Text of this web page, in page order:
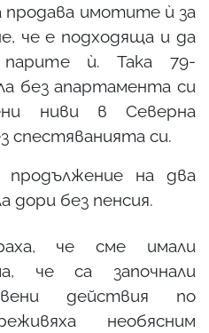
продава имотите ѝ за
че е подходяща и да
ѝ. Така 79-
без апартамента си
ниви в Северна
спестяванията си.
на два
дори без пенсия.
че сме имали
че са започнали
действия по
необясним